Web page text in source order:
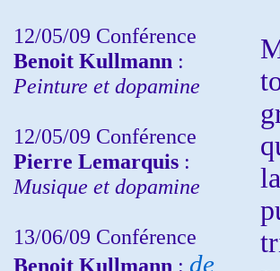
12/05/09 Conférence
Benoit Kullmann :
Peinture et dopamine
12/05/09 Conférence
Pierre Lemarquis :
Musique et dopamine
13/06/09 Conférence
Benoit Kullmann : de